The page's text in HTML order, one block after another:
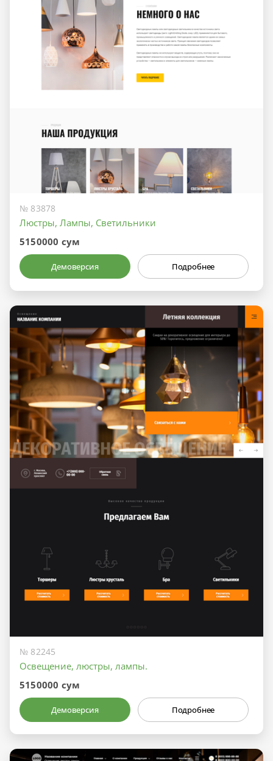
№ 83878
Люстры, Лампы, Светильники
5150000 сум
Демоверсия Подробнее
№ 82245
Освещение, люстры, лампы.
5150000 сум
Демоверсия Подробнее